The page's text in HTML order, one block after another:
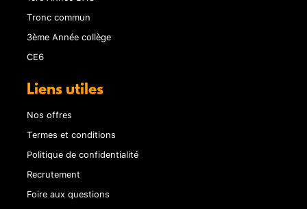
Tronc commun
3ème Année collège
CE6
Liens utiles
Nos offres
Termes et conditions
Politique de confidentialité
Recrutement
Foire aux questions